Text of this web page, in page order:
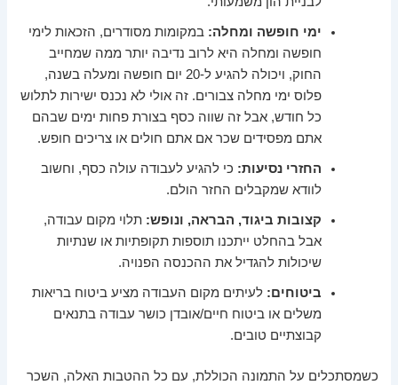
ימי חופשה ומחלה: במקומות מסודרים, הזכאות לימי
חופשה ומחלה היא לרוב נדיבה יותר ממה שמחייב
החוק, ויכולה להגיע ל-20 יום חופשה ומעלה בשנה,
פלוס ימי מחלה צבורים. זה אולי לא נכנס ישירות לתלוש
כל חודש, אבל זה שווה כסף בצורת פחות ימים שבהם
אתם מפסידים שכר אם אתם חולים או צריכים חופש.
החזרי נסיעות: כי להגיע לעבודה עולה כסף, וחשוב
לוודא שמקבלים החזר הולם.
קצובות ביגוד, הבראה, ונופש: תלוי מקום עבודה,
אבל בהחלט ייתכנו תוספות תקופתיות או שנתיות
שיכולות להגדיל את ההכנסה הפנויה.
ביטוחים: לעיתים מקום העבודה מציע ביטוח בריאות
משלים או ביטוח חיים/אובדן כושר עבודה בתנאים
קבוצתיים טובים.
כשמסתכלים על התמונה הכוללת, עם כל ההטבות האלה, השכר